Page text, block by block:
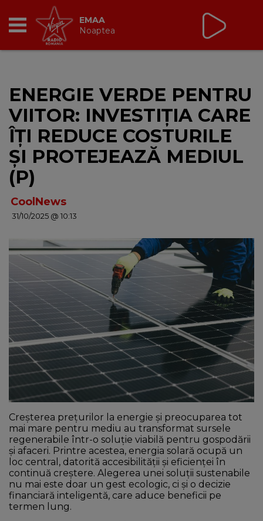
BREAKFAST
TIC TALK
CÂȘTIGĂ
HOT 30
DANCEFLOOR CHART
RADIO ACADEMY
NEWS
CONTUL MEU
cu Oana Paraschiv și
Andreas Petrescu
ENERGIE VERDE PENTRU
VIITOR: INVESTIȚIA CARE
ÎȚI REDUCE COSTURILE
ȘI PROTEJEAZĂ MEDIUL
(P)
CoolNews
31/10/2025 @ 10:13
Creșterea prețurilor la energie și preocuparea tot
mai mare pentru mediu au transformat sursele
regenerabile într-o soluție viabilă pentru gospodării
și afaceri. Printre acestea, energia solară ocupă un
loc central, datorită accesibilității și eficienței în
continuă creștere. Alegerea unei soluții sustenabile
nu mai este doar un gest ecologic, ci și o decizie
financiară inteligentă, care aduce beneficii pe
termen lung.